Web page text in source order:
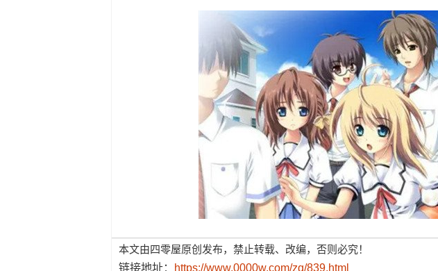
本文由四零屋原创发布，禁止转载、改编，否则必究！
链接地址：
https://www.0000w.com/zq/839.html